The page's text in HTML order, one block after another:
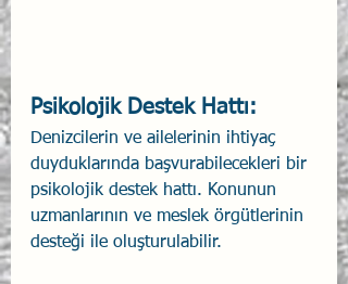
Psikolojik Destek Hattı:
Denizcilerin ve ailelerinin ihtiyaç
duyduklarında başvurabilecekleri bir
psikolojik destek hattı. Konunun
uzmanlarının ve meslek örgütlerinin
desteği ile oluşturulabilir.